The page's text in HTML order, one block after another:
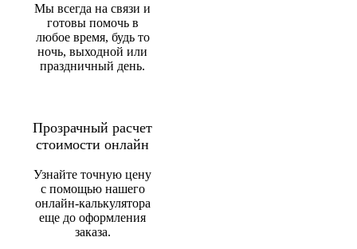
Мы всегда на связи и
готовы помочь в
любое время, будь то
ночь, выходной или
праздничный день.
Прозрачный расчет
стоимости онлайн
Узнайте точную цену
с помощью нашего
онлайн-калькулятора
еще до оформления
заказа.